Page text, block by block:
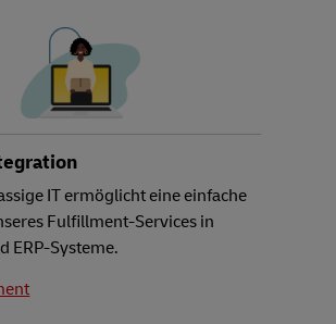
IT ermöglicht eine einfache
Fulfillment-Services in
ERP-Systeme.